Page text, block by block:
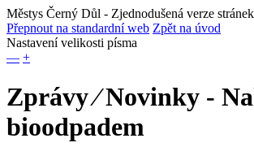
Městys Černý Důl - Zjednodušená verze stránek
Přepnout na standardní web Zpět na úvod
Nastavení velikosti písma
— +
Zprávy ⁄ Novinky -
bioodpadem